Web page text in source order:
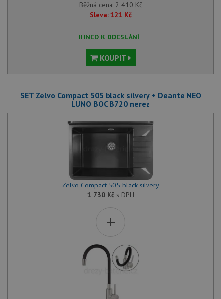
Běžná cena: 2 410 Kč
Sleva: 121 Kč
IHNED K ODESLÁNÍ
KOUPIT
SET Zelvo Compact 505 black silvery + Deante NEO
LUNO BOC B720 nerez
Zelvo Compact 505 black silvery
1 730 Kčs DPH
+